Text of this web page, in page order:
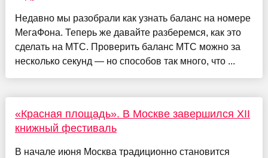
Недавно мы разобрали как узнать баланс на номере
МегаФона. Теперь же давайте разберемся, как это
сделать на МТС. Проверить баланс МТС можно за
несколько секунд — но способов так много, что ...
«Красная площадь». В Москве завершился XII
книжный фестиваль
В начале июня Москва традиционно становится